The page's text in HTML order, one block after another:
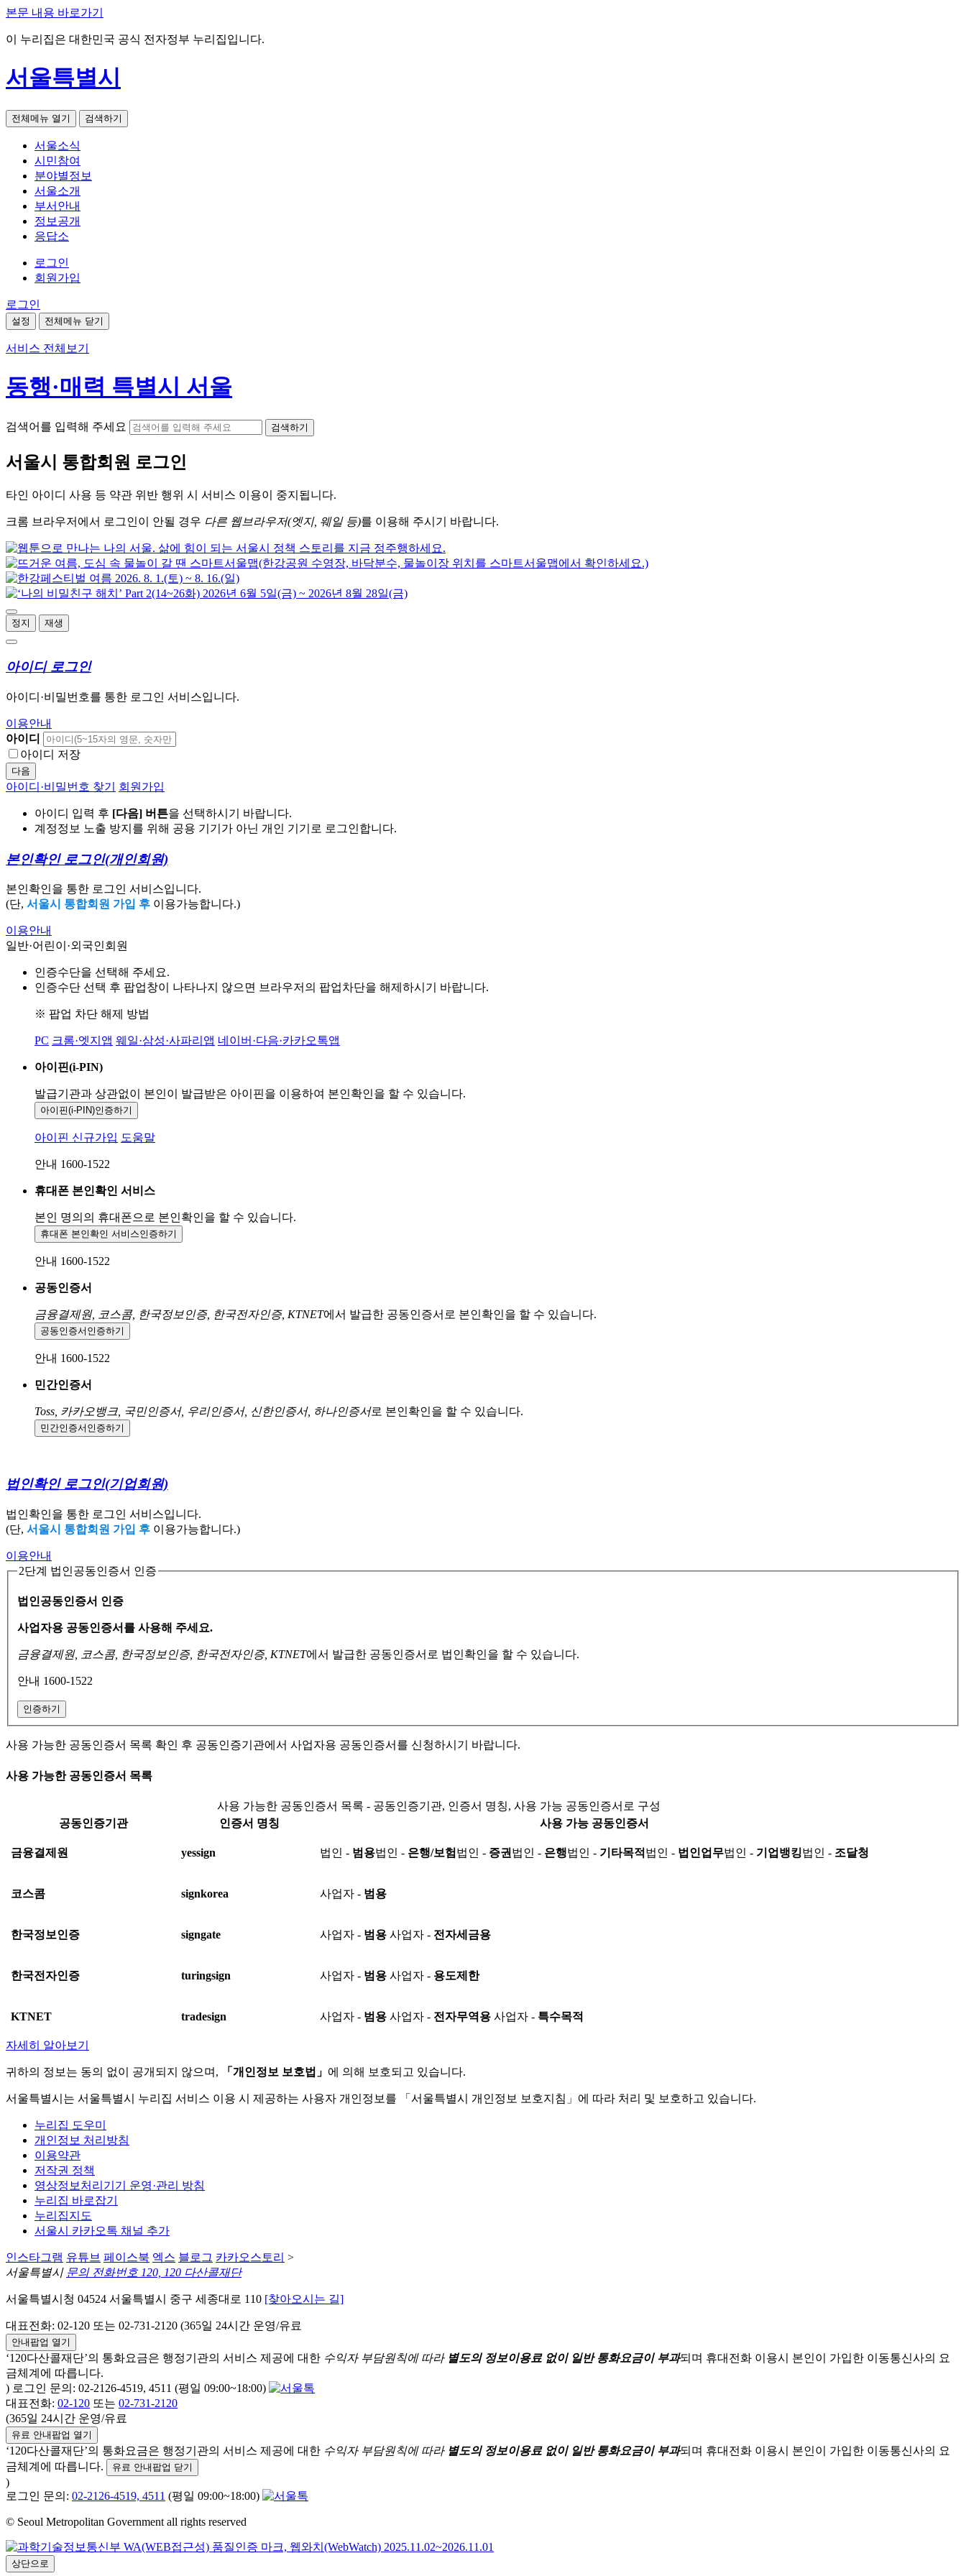
본문 내용 바로가기
이 누리집은 대한민국 공식 전자정부 누리집입니다.
서울특별시
전체메뉴 열기 검색하기
서울소식
시민참여
분야별정보
서울소개
부서안내
정보공개
응답소
로그인
회원가입
로그인
설정 전체메뉴 닫기
서비스 전체보기
동행·매력 특별시 서울
검색어를 입력해 주세요 검색하기
서울시 통합회원 로그인
타인 아이디 사용 등 약관 위반 행위 시 서비스 이용이 중지됩니다.
크롬 브라우저에서 로그인이 안될 경우 다른 웹브라우저(엣지, 웨일 등)를 이용해 주시기 바랍니다.
정지 재생
아이디 로그인
아이디·비밀번호를 통한 로그인 서비스입니다.
이용안내
아이디
아이디 저장
다음
아이디·비밀번호 찾기 회원가입
아이디 입력 후 [다음] 버튼을 선택하시기 바랍니다.
계정정보 노출 방지를 위해 공용 기기가 아닌 개인 기기로 로그인합니다.
본인확인 로그인(개인회원)
본인확인을 통한 로그인 서비스입니다.
(단, 서울시 통합회원 가입 후 이용가능합니다.)
이용안내
일반·어린이·외국인회원
인증수단을 선택해 주세요.
인증수단 선택 후 팝업창이 나타나지 않으면 브라우저의 팝업차단을 해제하시기 바랍니다.
※ 팝업 차단 해제 방법
PC 크롬·엣지앱 웨일·삼성·사파리앱 네이버·다음·카카오톡앱
아이핀(i-PIN)
발급기관과 상관없이 본인이 발급받은 아이핀을 이용하여 본인확인을 할 수 있습니다.
아이핀(i-PIN)인증하기
아이핀 신규가입 도움말
안내 1600-1522
휴대폰 본인확인 서비스
본인 명의의 휴대폰으로 본인확인을 할 수 있습니다.
휴대폰 본인확인 서비스인증하기
안내 1600-1522
공동인증서
금융결제원, 코스콤, 한국정보인증, 한국전자인증, KTNET에서 발급한 공동인증서로 본인확인을 할 수 있습니다.
공동인증서 인증하기
안내 1600-1522
민간인증서
Toss, 카카오뱅크, 국민인증서, 우리인증서, 신한인증서, 하나인증서로 본인확인을 할 수 있습니다.
민간인증서 인증하기
법인확인 로그인(기업회원)
법인확인을 통한 로그인 서비스입니다.
(단, 서울시 통합회원 가입 후 이용가능합니다.)
이용안내
2단계 법인공동인증서 인증
법인공동인증서 인증
사업자용 공동인증서를 사용해 주세요.
금융결제원, 코스콤, 한국정보인증, 한국전자인증, KTNET에서 발급한 공동인증서로 법인확인을 할 수 있습니다.
안내 1600-1522
인증하기
사용 가능한 공동인증서 목록 확인 후 공동인증기관에서 사업자용 공동인증서를 신청하시기 바랍니다.
사용 가능한 공동인증서 목록
사용 가능한 공동인증서 목록 - 공동인증기관, 인증서 명칭, 사용 가능 공동인증서로 구성
공동인증기관
인증서 명칭 사용 가능 공동인증서
금융결제원 yessign 법인 - 범용법인 - 은행/보험 법인 - 증권 법인 - 은행법인 - 기타목적 법인 - 법인업무법인 - 기업뱅킹법인 - 조달청
코스콤 signkorea 사업자 - 범용
한국정보인증 signgate 사업자 - 범용 사업자 - 전자세금용
한국전자인증 turingsign 사업자 - 범용 사업자 - 용도제한
KTNET tradesign 사업자 - 범용 사업자 - 전자무역용 사업자 - 특수목적
자세히 알아보기
귀하의 정보는 동의 없이 공개되지 않으며, 「개인정보 보호법」 에 의해 보호되고 있습니다.
서울특별시는 서울특별시 누리집 서비스 이용 시 제공하는 사용자 개인정보를 「서울특별시 개인정보 보호지침」에 따라 처리 및 보호하고 있습니다.
누리집 도우미
개인정보 처리방침
이용약관
저작권 정책
영상정보처리기기 운영·관리 방침
누리집 바로잡기
누리집지도
서울시 카카오톡 채널 추가
인스타그램 유튜브 페이스북 엑스 블로그 카카오스토리 >
서울특별시 문의 전화번호 120, 120 다산콜재단
서울특별시청 04524 서울특별시 중구 세종대로 110 [찾아오시는 길]
대표전화: 02-120 또는 02-731-2120 (365일 24시간 운영/유료
안내팝업 열기
‘120다산콜재단’의 통화요금은 행정기관의 서비스 제공에 대한 수익자 부담원칙에 따라 별도의 정보이용료 없이 일반 통화요금이 부과되며 휴대전화 이용시 본인이 가입한 이동통신사의 요
금체계에 따릅니다.
) 로그인 문의: 02-2126-4519, 4511 (평일 09:00~18:00)
대표전화: 02-120 또는 02-731-2120
(365일 24시간 운영/유료
유료 안내팝업 열기
‘120다산콜재단’의 통화요금은 행정기관의 서비스 제공에 대한 수익자 부담원칙에 따라 별도의 정보이용료 없이 일반 통화요금이 부과되며 휴대전화 이용시 본인이 가입한 이동통신사의 요
금체계에 따릅니다.
유료 안내팝업 닫기
)
로그인 문의: 02-2126-4519, 4511 (평일 09:00~18:00)
© Seoul Metropolitan Government all rights reserved
상단으로